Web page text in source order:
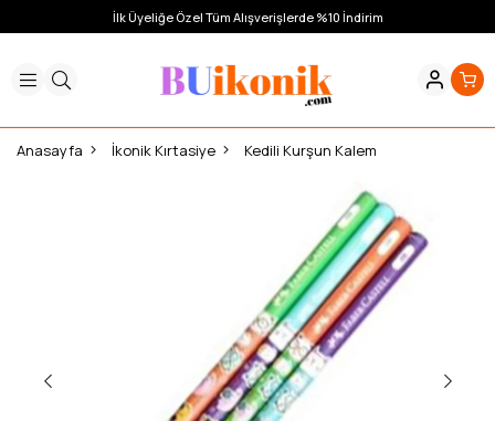
İlk Üyeliğe Özel Tüm Alışverişlerde %10 İndirim
Anasayfa İkonik Kırtasiye Kedili Kurşun Kalem